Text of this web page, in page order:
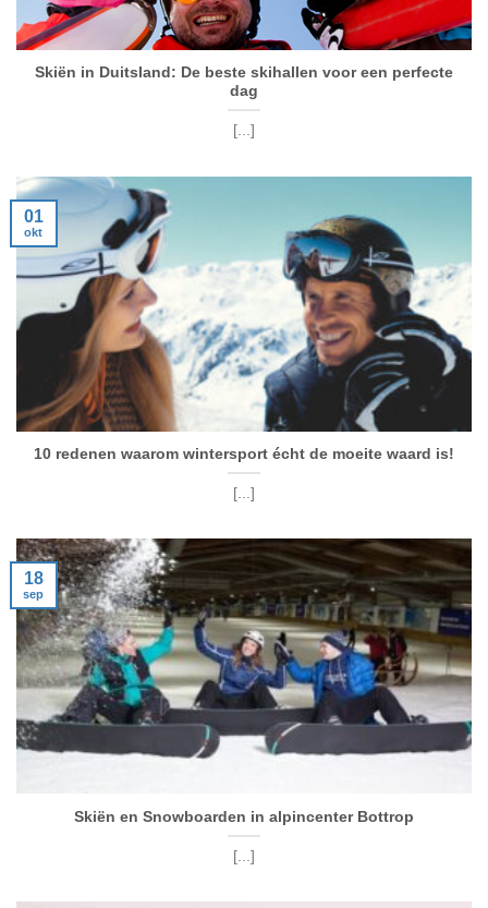
Skiën in Duitsland: De beste skihallen voor een perfecte
dag
[...]
10 redenen waarom wintersport écht de moeite waard is!
[...]
01
okt
Skiën en Snowboarden in alpincenter Bottrop
[...]
18
sep